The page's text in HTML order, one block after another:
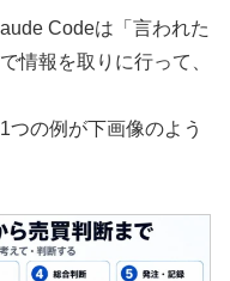
Codeは「言われた
情報を取りに行って、
つの例が下画像のよう